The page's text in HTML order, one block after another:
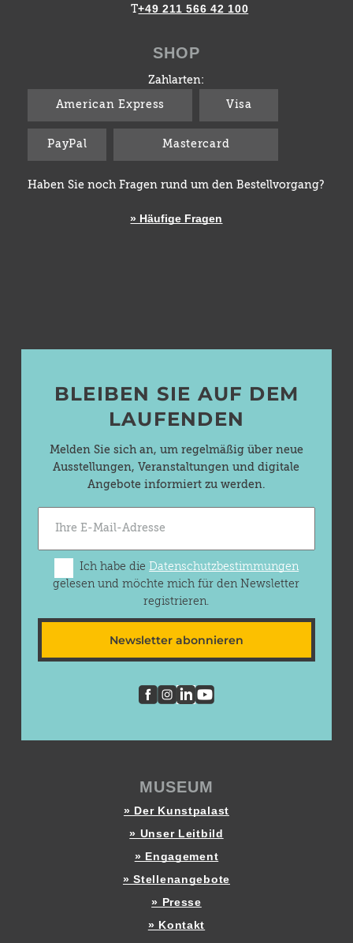
T+49 211 566 42 100
SHOP
Zahlarten:
American Express Visa
PayPal Mastercard
Haben Sie noch Fragen rund um den Bestellvorgang?
» Häufige Fragen
BLEIBEN SIE AUF DEM
LAUFENDEN
Melden Sie sich an, um regelmäßig über neue
Ausstellungen, Veranstaltungen und digitale
Angebote informiert zu werden.
Ich habe dieDatenschutzbestimmungen
gelesen und möchte mich für den Newsletter
registrieren.
Newsletter abonnieren
MUSEUM
» Der Kunstpalast
» Unser Leitbild
» Engagement
» Stellenangebote
» Presse
» Kontakt